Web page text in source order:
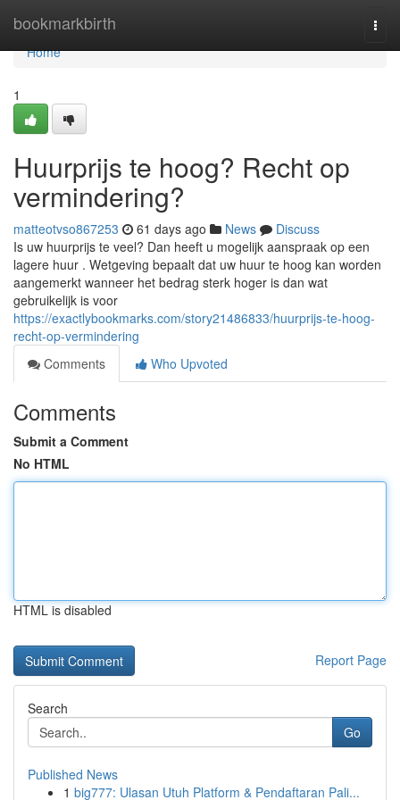
bookmarkbirth
Home
Home
1
Huurprijs te hoog? Recht op
vermindering?
matteotvso867253 61 days ago News
Discuss
Is uw huurprijs te veel? Dan heeft u mogelijk aanspraak op een
lagere huur . Wetgeving bepaalt dat uw huur te hoog kan worden
aangemerkt wanneer het bedrag sterk hoger is dan wat
gebruikelijk is voor
https://exactlybookmarks.com/story21486833/huurprijs-te-hoog-
recht-op-vermindering
Comments
Who Upvoted
Comments
Submit a Comment
No HTML
HTML is disabled
Report Page
Search
Go
Published News
1 big777: Ulasan Utuh Platform & Pendaftaran Pali...